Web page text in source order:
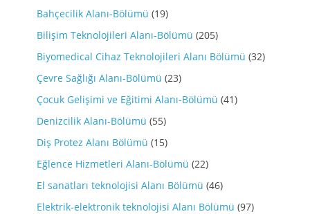
Bahçecilik Alanı-Bölümü (19)
Bilişim Teknolojileri Alanı-Bölümü (205)
Biyomedical Cihaz Teknolojileri Alanı Bölümü (32)
Çevre Sağlığı Alanı-Bölümü (23)
Çocuk Gelişimi ve Eğitimi Alanı-Bölümü (41)
Denizcilik Alanı-Bölümü (55)
Diş Protez Alanı Bölümü (15)
Eğlence Hizmetleri Alanı-Bölümü (22)
El sanatları teknolojisi Alanı Bölümü (46)
Elektrik-elektronik teknolojisi Alanı Bölümü (97)